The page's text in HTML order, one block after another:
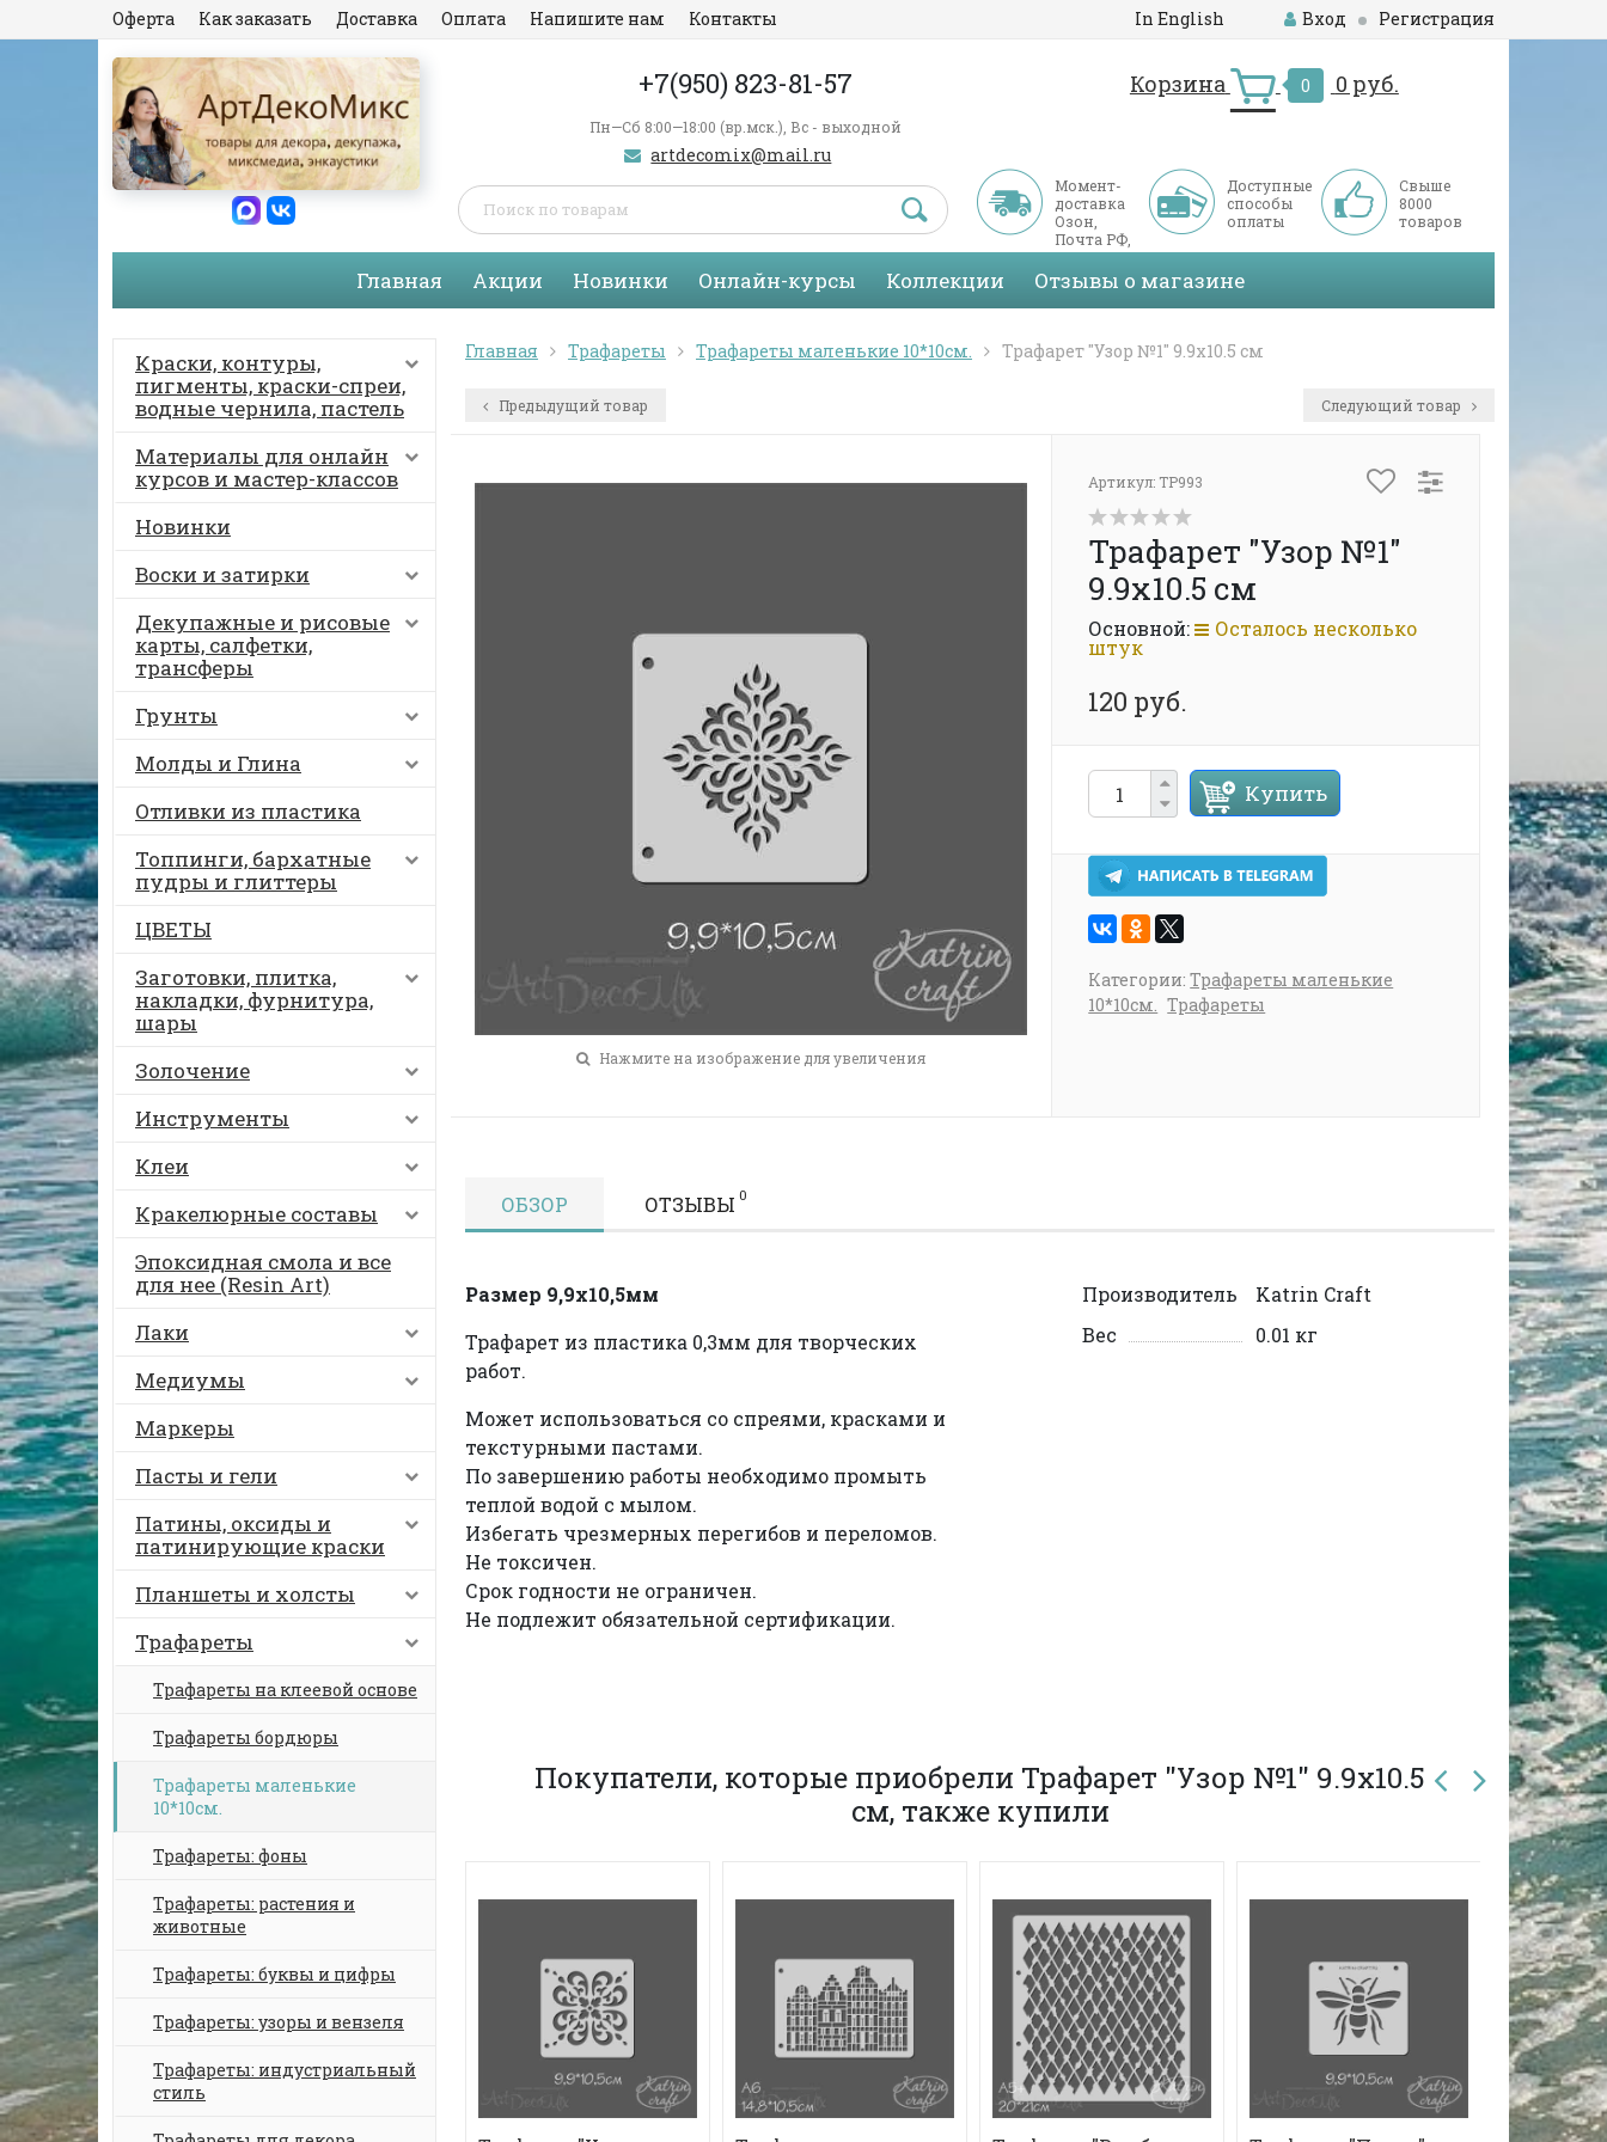
Оферта Как заказать Доставка Оплата Напишите нам Контакты In English Вход Регистрация
+7(950) 823-81-57
Пн—Сб 8:00—18:00 (вр.мск.), Вс - выходной
artdecomix@mail.ru
Корзина 0 0 руб.
Момент-
доставка
Озон,
Почта РФ,
СДЭК
Доступные
способы
оплаты
Свыше
8000
товаров
Главная Акции Новинки Онлайн-курсы Коллекции Отзывы о магазине
Краски, контуры,
пигменты, краски-спреи,
водные чернила, пастель
Материалы для онлайн
курсов и мастер-классов
Новинки
Воски и затирки
Декупажные и рисовые
карты, салфетки,
трансферы
Грунты
Молды и Глина
Отливки из пластика
Топпинги, бархатные
пудры и глиттеры
ЦВЕТЫ
Заготовки, плитка,
накладки, фурнитура,
шары
Золочение
Инструменты
Клеи
Кракелюрные составы
Эпоксидная смола и все
для нее (Resin Art)
Лаки
Медиумы
Маркеры
Пасты и гели
Патины, оксиды и
патинирующие краски
Планшеты и холсты
Трафареты
Трафареты на клеевой основе
Трафареты бордюры
Трафареты маленькие
10*10см.
Трафареты: фоны
Трафареты: растения и
животные
Трафареты: буквы и цифры
Трафареты: узоры и вензеля
Трафареты: индустриальный
стиль
Главная Трафареты Трафареты маленькие 10*10см. Трафарет "Узор №1" 9.9х10.5 см
Предыдущий товар Следующий товар
Нажмите на изображение для увеличения
Артикул: TP993
Трафарет "Узор №1"
9.9х10.5 см
Основной: Осталось несколько
штук
120 руб.
Купить
Категории:Трафареты маленькие
10*10см. Трафареты
ОБЗОР ОТЗЫВЫ 0
Размер 9,9х10,5мм
Трафарет из пластика 0,3мм для творческих
работ.
Может использоваться со спреями, красками и
текстурными пастами.
По завершению работы необходимо промыть
теплой водой с мылом.
Избегать чрезмерных перегибов и переломов.
Не токсичен.
Срок годности не ограничен.
Не подлежит обязательной сертификации.
Производитель
Katrin Craft
Вес
0.01 кг
Покупатели, которые приобрели Трафарет "Узор №1" 9.9х10.5
см, также купили
ХИТ! -